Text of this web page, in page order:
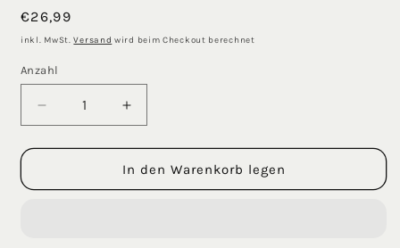
Normaler
Preis
€26,99
inkl. MwSt.Versand wird beim Checkout berechnet
Anzahl
Verringere
die
Menge
Lindenberg
Erhöhe
die
Menge
für
Lindenberg
In den Warenkorb legen